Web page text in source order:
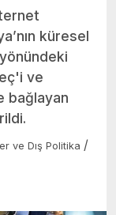
küresel
ve
bağlayan
ve Dış Politika /